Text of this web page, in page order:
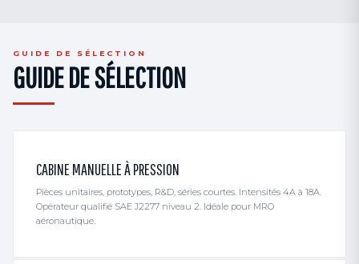
GUIDE DE SÉLECTION
GUIDE DE SÉLECTION
CABINE MANUELLE À PRESSION
Pièces unitaires, prototypes, R&D, séries courtes. Intensités 4A à 18A.
Opérateur qualifié SAE J2277 niveau 2. Idéale pour MRO
aéronautique.